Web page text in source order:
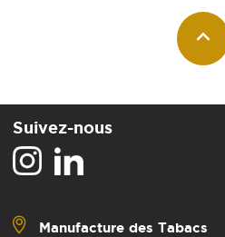
Suivez-nous
Manufacture des Tabacs